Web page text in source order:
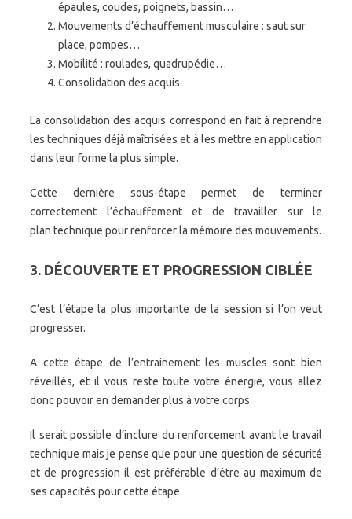
épaules, coudes, poignets, bassin…
Mouvements d’échauffement musculaire : saut sur
place, pompes…
Mobilité : roulades, quadrupédie…
Consolidation des acquis
La consolidation des acquis correspond en fait à reprendre
les techniques déjà maîtrisées et à les mettre en application
dans leur forme la plus simple.
Cette dernière sous-étape permet de terminer
correctement l’échauffement et de travailler sur le
plan technique pour renforcer la mémoire des mouvements.
3. DÉCOUVERTE ET PROGRESSION CIBLÉE
C’est l’étape la plus importante de la session si l’on veut
progresser.
A cette étape de l’entrainement les muscles sont bien
réveillés, et il vous reste toute votre énergie, vous allez
donc pouvoir en demander plus à votre corps.
Il serait possible d’inclure du renforcement avant le travail
technique mais je pense que pour une question de sécurité
et de progression il est préférable d’être au maximum de
ses capacités pour cette étape.